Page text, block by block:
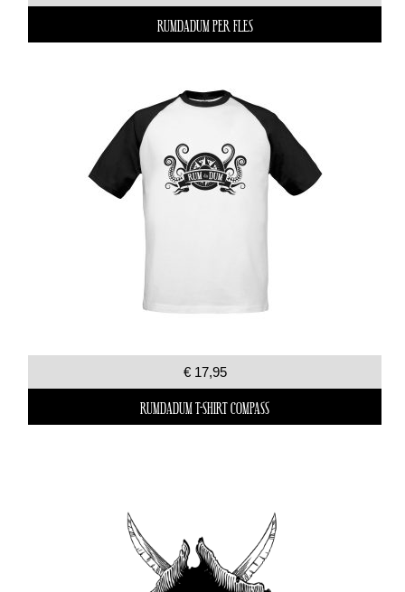
RUMDADUM PER FLES
€ 17,95
RUMDADUM T-SHIRT COMPASS